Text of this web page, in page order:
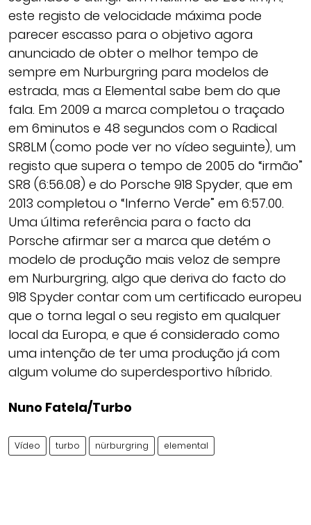
este registo de velocidade máxima pode
parecer escasso para o objetivo agora
anunciado de obter o melhor tempo de
sempre em Nurburgring para modelos de
estrada, mas a Elemental sabe bem do que
fala. Em 2009 a marca completou o traçado
em 6minutos e 48 segundos com o Radical
SR8LM (como pode ver no vídeo seguinte), um
registo que supera o tempo de 2005 do “irmão”
SR8 (6:56.08) e do Porsche 918 Spyder, que em
2013 completou o “Inferno Verde” em 6:57.00.
Uma última referência para o facto da
Porsche afirmar ser a marca que detém o
modelo de produção mais veloz de sempre
em Nurburgring, algo que deriva do facto do
918 Spyder contar com um certificado europeu
que o torna legal o seu registo em qualquer
local da Europa, e que é considerado como
uma intenção de ter uma produção já com
algum volume do superdesportivo híbrido.
Nuno Fatela/Turbo
Vídeo turbo nürburgring elemental